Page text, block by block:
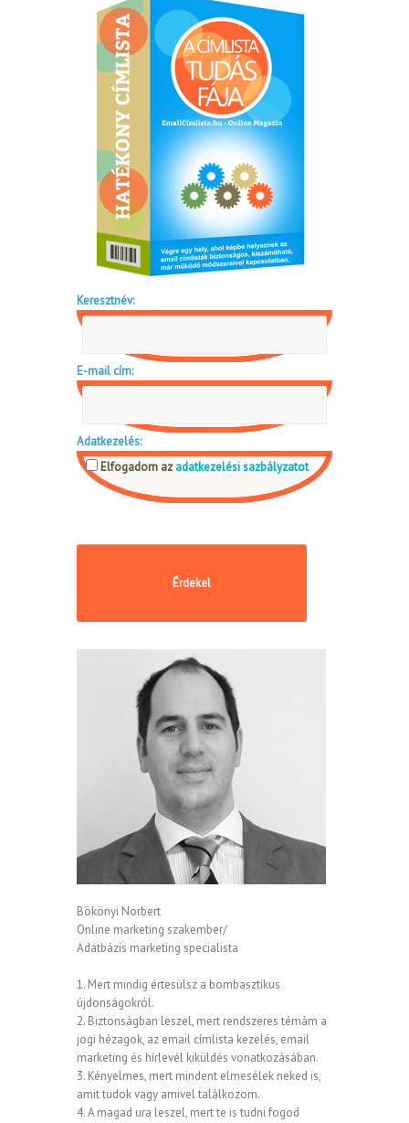
Keresztnév:
E-mail cím:
Adatkezelés:
Elfogadom az adatkezelési sazbályzatot
Bökönyi Norbert
Online marketing szakember/
Adatbázis marketing specialista
1. Mert mindig értesülsz a bombasztikus
újdonságokról.
2. Biztonságban leszel, mert rendszeres témám a
jogi hézagok, az email címlista kezelés, email
marketing és hírlevél kiküldés vonatkozásában.
3. Kényelmes, mert mindent elmesélek neked is,
amit tudok vagy amivel találkozom.
4. A magad ura leszel, mert te is tudni fogod